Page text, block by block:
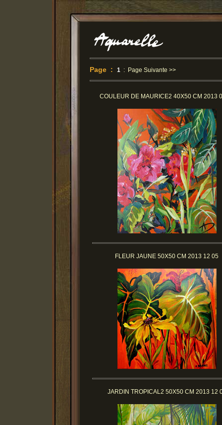
Page : 1: Page Suivante >>
COULEUR DE MAURICE2 40X50 CM 2013
FLEUR JAUNE 50X50 CM 2013 12 05
JARDIN TROPICAL2 50X50 CM 2013 12